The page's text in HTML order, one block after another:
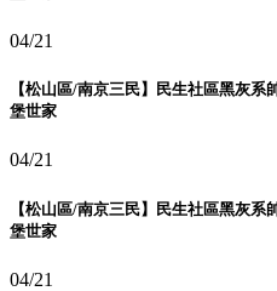
04/21
【松山區/南京三民】民生社區黑灰
堡世家
04/21
【松山區/南京三民】民生社區黑灰
堡世家
04/21